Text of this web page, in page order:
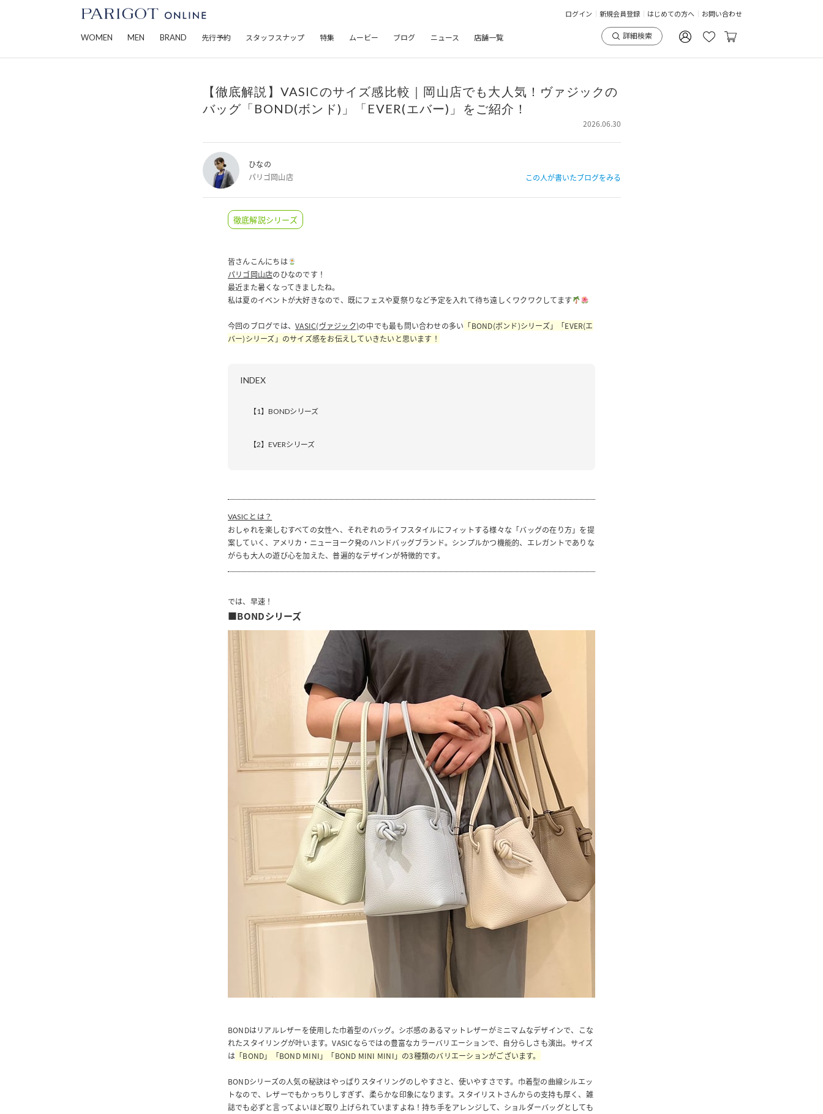
ログイン 新規会員登録 はじめての方へ お問い合わせ
WOMEN MEN BRAND 先行予約 スタッフスナップ 特集 ムービー ブログ ニュース 店舗一覧 詳細検索
【徹底解説】VASICのサイズ感比較｜岡山店でも大人気！ヴァジックの
バッグ「BOND(ボンド)」「EVER(エバー)」をご紹介！
2026.06.30
ひなの
パリゴ岡山店
この人が書いたブログをみる
徹底解説シリーズ
皆さんこんにちは
パリゴ岡山店のひなのです！
最近また暑くなってきましたね。
私は夏のイベントが大好きなので、既にフェスや夏祭りなど予定を入れて待ち遠しくワクワクしてます
今回のブログでは、VASIC(ヴァジック)の中でも最も問い合わせの多い 「BOND(ボンド)シリーズ」「EVER(エ
バー)シリーズ」のサイズ感をお伝えしていきたいと思います！
INDEX
【1】BONDシリーズ
【2】EVERシリーズ
VASIC とは？
おしゃれを楽しむすべての女性へ、それぞれのライフスタイルにフィットする様々な「バッグの在り方」を提
案していく、アメリカ・ニューヨーク発のハンドバッグブランド。シンプルかつ機能的、エレガントでありな
がらも大人の遊び心を加えた、普遍的なデザインが特徴的です。
では、早速！
■BONDシリーズ
BONDはリアルレザーを使用した巾着型のバッグ。シボ感のあるマットレザーがミニマムなデザインで、こな
れたスタイリングが叶います。VASICならではの豊富なカラーバリエーションで、自分らしさも演出。サイズ
は 「BOND」「BOND MINI」「BOND MINI MINI」の3種類のバリエーションがございます。
BONDシリーズの人気の秘訣はやっぱりスタイリングのしやすさと、使いやすさです。巾着型の曲線シルエッ
トなので、レザーでもかっちりしすぎず、柔らかな印象になります。スタイリストさんからの支持も厚く、雑
誌でも必ずと言ってよいほど取り上げられていますよね！持ち手をアレンジして、ショルダーバッグとしても